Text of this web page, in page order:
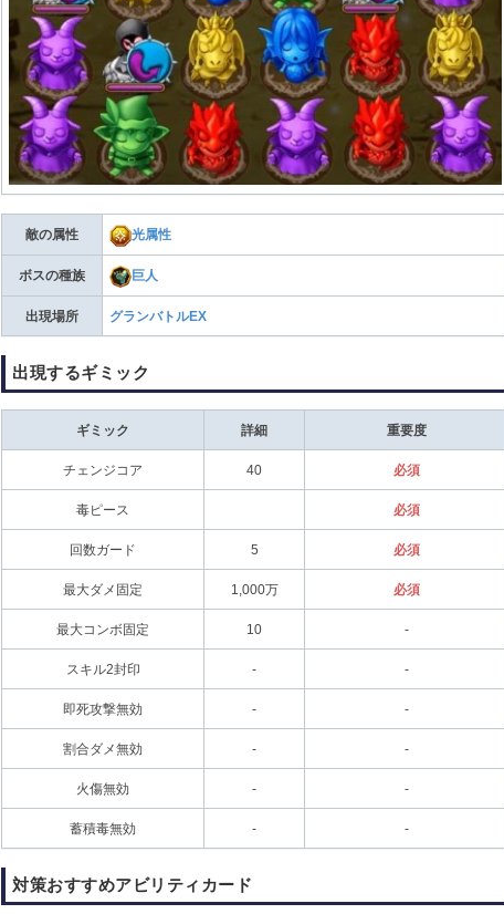
敵の属性 光属性
ボスの種族 巨人
出現場所 グランバトルEX
出現するギミック
ギミック 詳細 重要度
チェンジコア 40 必須
毒ピース 必須
回数ガード 5 必須
最大ダメ固定 1,000万 必須
最大コンボ固定 10 -
スキル2封印 - -
即死攻撃無効 - -
割合ダメ無効 - -
火傷無効 - -
蓄積毒無効 - -
対策おすすめアビリティカード